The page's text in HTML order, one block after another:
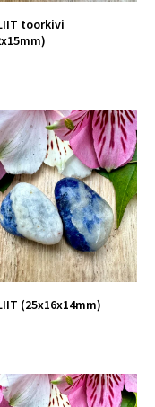
toorkivi
(25x16x14mm)